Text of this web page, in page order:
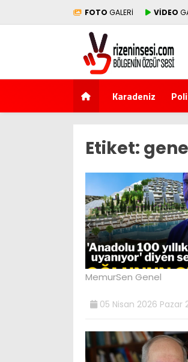
FOTO GALERİ VİDEO
Karadeniz
Etiket:
MemurSen Genel
05 Nisan 2026 Pazar